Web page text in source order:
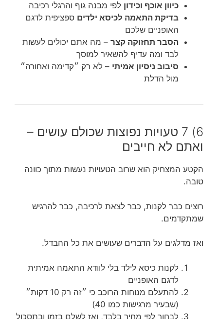
כיוון אוכף וכידון לפי מבנה גוף והרגלי רכיבה
בדיקת התאמה לכיסא ילדים ספציפית לדגם
האופניים שלכם
הסבר תחזוקה קצר – מה אתם יכולים לעשות
לבד ומה עדיף להשאיר למוסך
סיבוב ניסיון אמיתי – לא רק ״קדימה ואחורה״
מול הדלת
6) 7 טעויות נפוצות שכולם עושים –
ואתם לא חייבים
הקטע המצחיק הוא שרוב הטעויות נעשות מתוך כוונה
טובה.
רוצים כבר לקנות, כבר לצאת לרכיבה, כבר להרגיש
שמתקדמים.
ואז מדלגים על הדברים שעושים את כל ההבדל.
לקנות כיסא לילד בלי לוודא התאמה אמיתית
לדגם האופניים
להתעלם מנוחות הרוכב כי ״זה רק 10 דקות״
(שבעיר מרגישות כמו 40)
לבחור לפי מחיר בלבד, ואז לשלם בזמן ובתסכול